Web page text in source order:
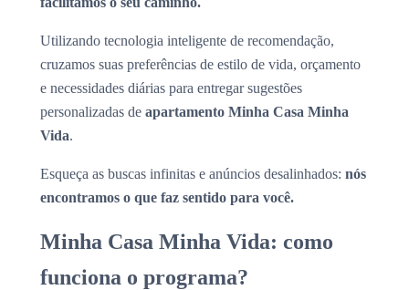
Utilizando tecnologia inteligente de recomendação,
cruzamos suas preferências de estilo de vida, orçamento
e necessidades diárias para entregar sugestões
personalizadas de apartamento Minha Casa Minha
Vida.
Esqueça as buscas infinitas e anúncios desalinhados: nós
encontramos o que faz sentido para você.
Minha Casa Minha Vida: como
funciona o programa?